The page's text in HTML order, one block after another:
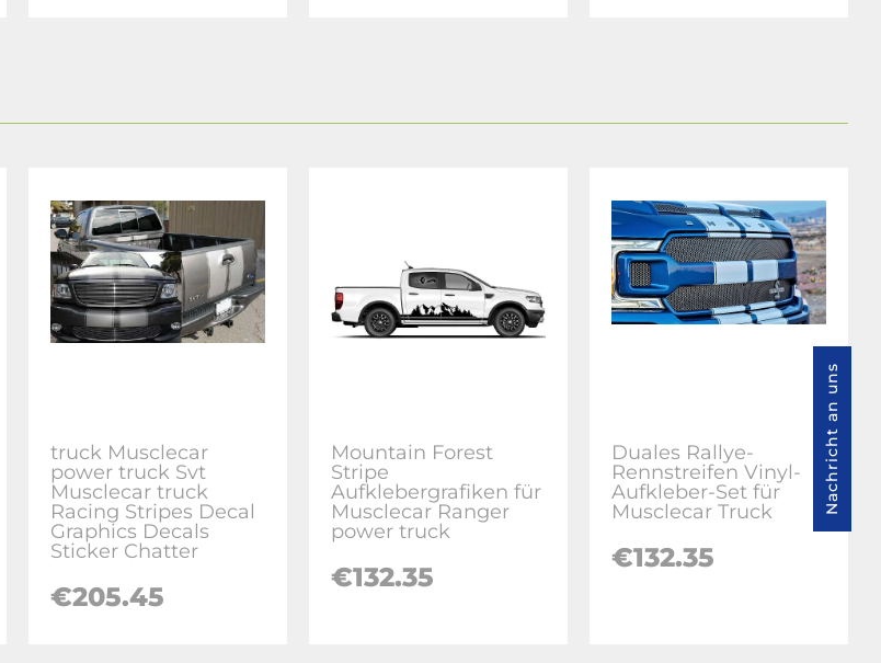
truck Musclecar
power truck Svt
Musclecar truck
Racing Stripes Decal
Graphics Decals
Sticker Chatter
€205.45
Mountain Forest
Stripe
Aufklebergrafiken für
Musclecar Ranger
power truck
€132.35
Duales Rallye-
Rennstreifen Vinyl-
Aufkleber-Set für
Musclecar Truck
€132.35
Nachricht an uns